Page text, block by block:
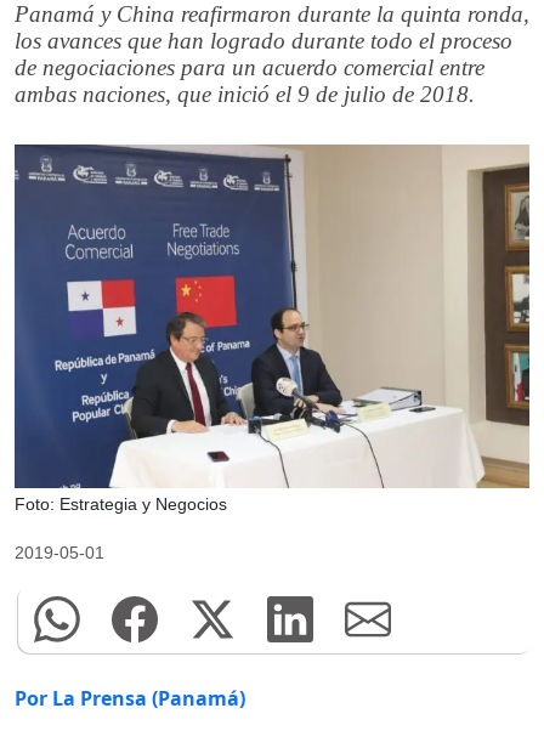
Panamá y China reafirmaron durante la quinta ronda,
los avances que han logrado durante todo el proceso
de negociaciones para un acuerdo comercial entre
ambas naciones, que inició el 9 de julio de 2018.
Foto: Estrategia y Negocios
2019-05-01
Por La Prensa (Panamá)